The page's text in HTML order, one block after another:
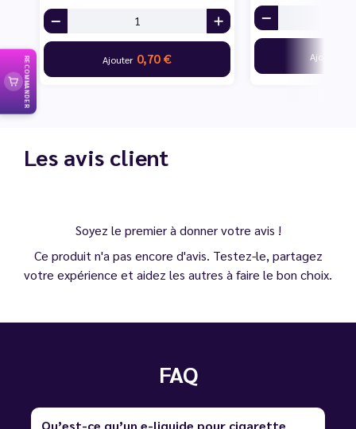
Ajouter 0,70 € Ajouter
Les avis client
Soyez le premier à donner votre avis !
Ce produit n'a pas encore d'avis. Testez-le, partagez
votre expérience et aidez les autres à faire le bon choix.
FAQ
Qu’est-ce qu’un e-liquide pour cigarette
RECOMMANDER